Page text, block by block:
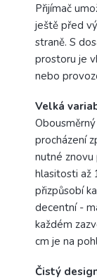
Přijímač
ještě před
straně. S
prostoru je
nebo
Velká
procházení
nutné znovu
hlasitosti až
přizpůsobí
decentní -
každém
cm je na
Čistý